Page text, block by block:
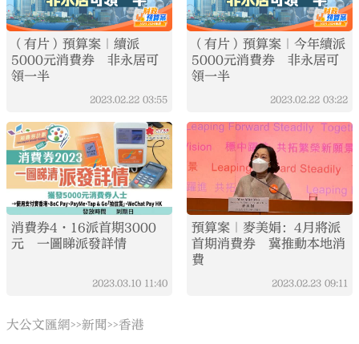
（有片）預算案｜續派
5000元消費券 非永居可
領一半
2023.02.22 03:55
（有片）預算案｜今年續派
5000元消費券 非永居可
領一半
2023.02.22 03:22
消費券4·16派首期3000
元 一圖睇派發詳情
2023.03.10 11:40
預算案｜麥美娟：4月將派
首期消費券 冀推動本地消
費
2023.02.23 09:11
大公文匯網>>新聞>>香港